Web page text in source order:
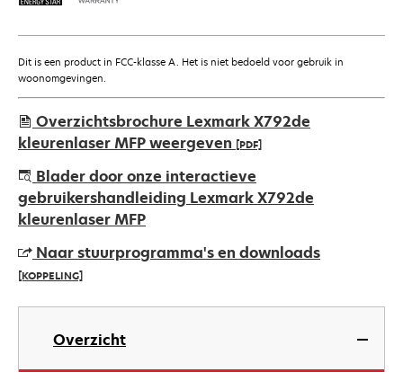
Dit is een product in FCC-klasse A. Het is niet bedoeld voor gebruik in
woonomgevingen.
Overzichtsbrochure Lexmark X792de
kleurenlaser MFP weergeven [PDF]
opens
in
a
tab
Blader door onze interactieve
gebruikershandleiding Lexmark X792de
kleurenlaser MFP
Naar stuurprogramma's en downloads
[KOPPELING]
opens
new
Overzicht